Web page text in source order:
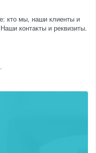
кто мы, наши клиенты и
контакты и реквизиты.